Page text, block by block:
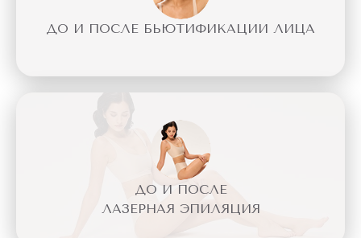
ДО И ПОСЛЕ БЬЮТИФИКАЦИИ ЛИЦА
ДО И ПОСЛЕ
ЛАЗЕРНАЯ ЭПИЛЯЦИЯ